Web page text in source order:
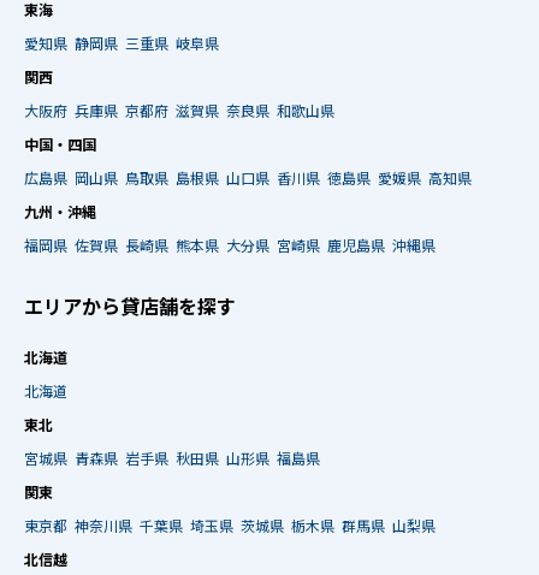
東海
愛知県 静岡県 三重県 岐阜県
関西
大阪府 兵庫県 京都府 滋賀県 奈良県 和歌山県
中国・四国
広島県 岡山県 鳥取県 島根県 山口県 香川県 徳島県 愛媛県 高知県
九州・沖縄
福岡県 佐賀県 長崎県 熊本県 大分県 宮崎県 鹿児島県 沖縄県
エリアから貸店舗を探す
北海道
北海道
東北
宮城県 青森県 岩手県 秋田県 山形県 福島県
関東
東京都 神奈川県 千葉県 埼玉県 茨城県 栃木県 群馬県 山梨県
北信越